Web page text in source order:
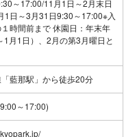
～17:00/11月1日～2月末日
1日～3月31日9:30～17:00※入
時間前まで 休園日：年末年
月1日）、2月の第3月曜日と
藍那駅」から徒歩20分
～17:00)